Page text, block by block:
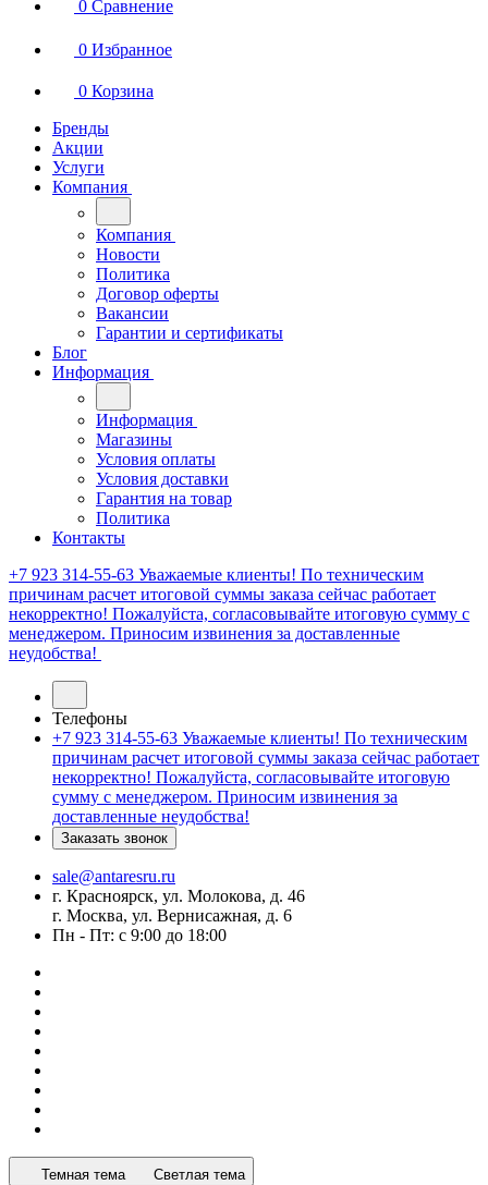
0 Сравнение
0 Избранное
0 Корзина
Бренды
Акции
Услуги
Компания
Компания
Новости
Политика
Договор оферты
Вакансии
Гарантии и сертификаты
Блог
Информация
Информация
Магазины
Условия оплаты
Условия доставки
Гарантия на товар
Политика
Контакты
+7 923 314-55-63 Уважаемые клиенты! По техническим
причинам расчет итоговой суммы заказа сейчас работает
некорректно! Пожалуйста, согласовывайте итоговую сумму с
менеджером. Приносим извинения за доставленные
неудобства!
Телефоны
+7 923 314-55-63 Уважаемые клиенты! По техническим
причинам расчет итоговой суммы заказа сейчас работает
некорректно! Пожалуйста, согласовывайте итоговую
сумму с менеджером. Приносим извинения за
доставленные неудобства!
Заказать звонок
sale@antaresru.ru
г. Красноярск, ул. Молокова, д. 46
г. Москва, ул. Вернисажная, д. 6
Пн - Пт: с 9:00 до 18:00
Темная тема Светлая тема